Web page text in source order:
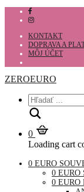
KONTAKT
DOPRAVA A
MÔJ ÚČET
ZEROEURO
0
Loading cart
0 EURO
0 EURO
0 EURO